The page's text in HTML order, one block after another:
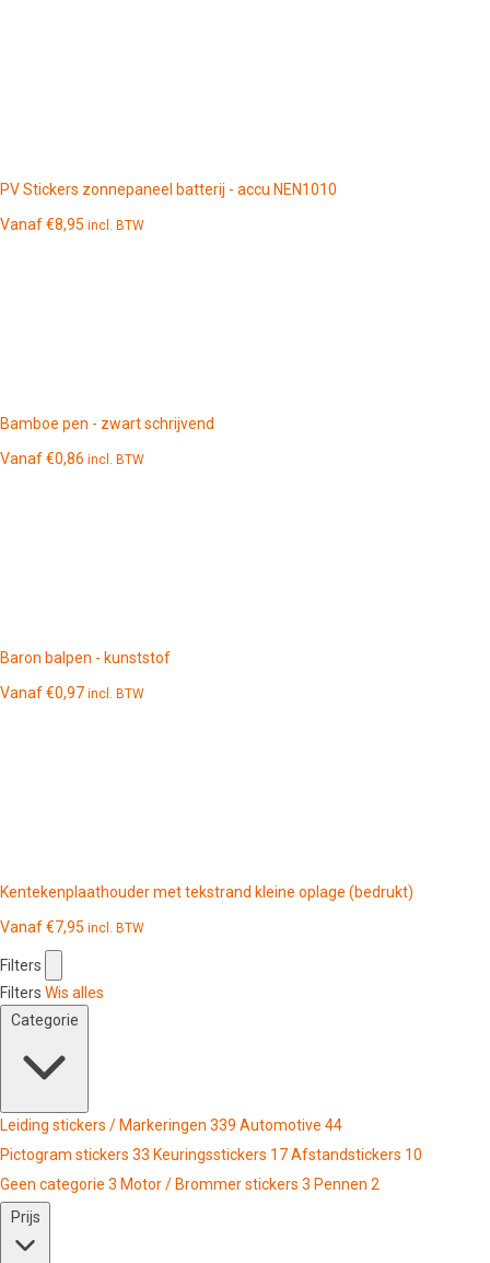
PV Stickers zonnepaneel batterij - accu NEN1010
Vanaf€8,95 incl. BTW
Bamboe pen - zwart schrijvend
Vanaf€0,86 incl. BTW
Baron balpen - kunststof
Vanaf€0,97 incl. BTW
Kentekenplaathouder met tekstrand kleine oplage (bedrukt)
Vanaf€7,95 incl. BTW
Filters
Filters Wis alles
Categorie
Leiding stickers / Markeringen 339 Automotive 44
Pictogram stickers 33 Keuringsstickers 17Afstandstickers 10
Geen categorie 3 Motor / Brommer stickers 3 Pennen 2
Prijs